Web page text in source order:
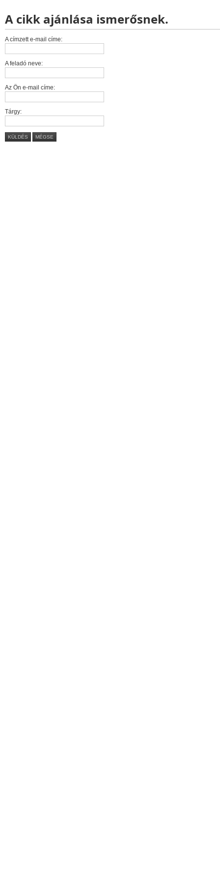
A cikk ajánlása ismerősnek.
A címzett e-mail címe:
A feladó neve:
Az Ön e-mail címe:
Tárgy:
KÜLDÉS MÉGSE